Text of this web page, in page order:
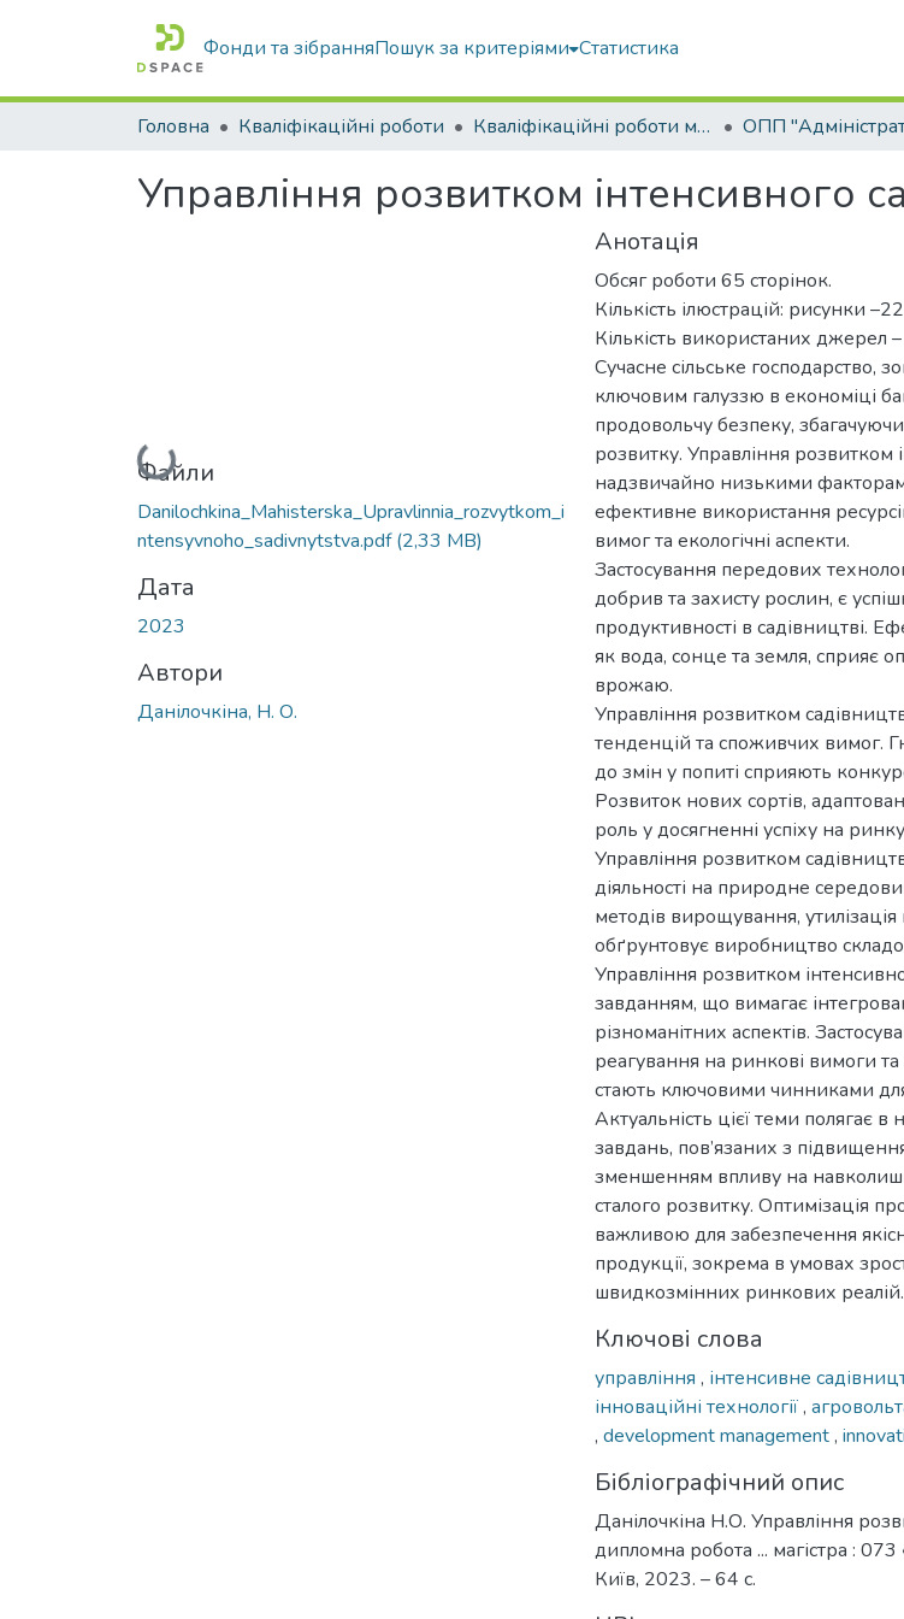
Фонди та зібранняПошук за критеріями Статистика
Головна Кваліфікаційні роботи Кваліфікаційні роботи магістрів
Управління розвитком інтенсивного
Вантажиться...
Файли
Danilochkina_Mahisterska_Upravlinnia_rozvytkom_i
ntensyvnoho_sadivnytstva.pdf(2,33 MB)
Дата
2023
Автори
Данілочкіна, Н. О.
Анотація
Обсяг роботи 65 сторінок.
Кількість ілюстрацій: рисунки
Кількість використаних джерел
Сучасне сільське господарство,
ключовим галуззю в економіці
продовольчу безпеку,
розвитку. Управління розвитком
надзвичайно низькими
ефективне використання
вимог та екологічні аспекти.
Застосування передових
добрив та захисту рослин, є
продуктивності в садівництві.
як вода, сонце та земля, сприяє
врожаю.
Управління розвитком
тенденцій та споживчих вимог.
до змін у попиті сприяють
Розвиток нових сортів,
роль у досягненні успіху на
Управління розвитком
діяльності на природне
методів вирощування,
обґрунтовує виробництво
Управління розвитком
завданням, що вимагає
різноманітних аспектів.
реагування на ринкові вимоги
стають ключовими чинниками для
Актуальність цієї теми полягає в
завдань, пов’язаних з
зменшенням впливу на
сталого розвитку. Оптимізація
важливою для забезпечення
продукції, зокрема в умовах
швидкозмінних ринкових реалій.
Ключові слова
управління , інтенсивне
інноваційні технології,
, development management,
Бібліографічний опис
Данілочкіна Н.О. Управління
дипломна робота ... магістра :
Київ, 2023. – 64 с.